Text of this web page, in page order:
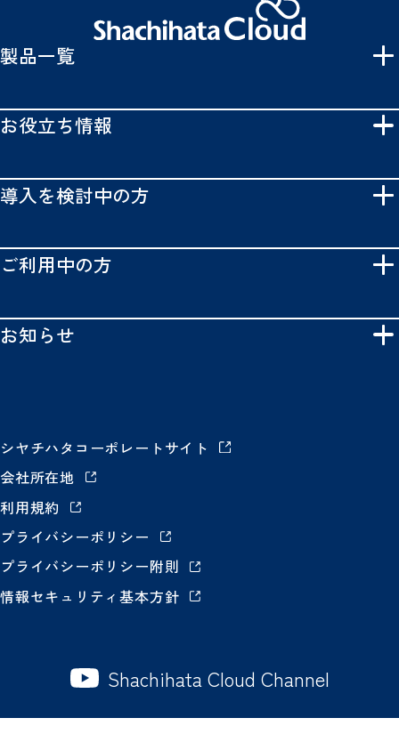
製品一覧
お役立ち情報
導入を検討中の方
ご利用中の方
お知らせ
シヤチハタコーポレートサイト
会社所在地
利用規約
プライバシーポリシー
プライバシーポリシー附則
情報セキュリティ基本方針
Shachihata Cloud Channel